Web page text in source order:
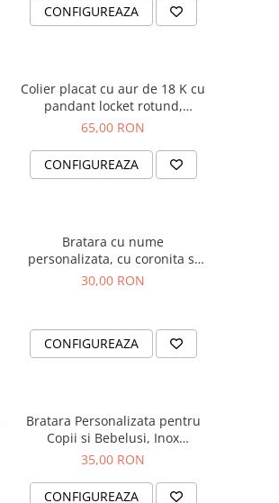
CONFIGUREAZA
Colier placat cu aur de 18 K cu
pandant locket rotund,
personalizat cu fotografie
65,00 RON
CONFIGUREAZA
Bratara cu nume
personalizata, cu coronita si
snur ajustabil
30,00 RON
CONFIGUREAZA
Bratara Personalizata pentru
Copii si Bebelusi, Inox
Waterproof, Nume & Cristale
35,00 RON
CONFIGUREAZA